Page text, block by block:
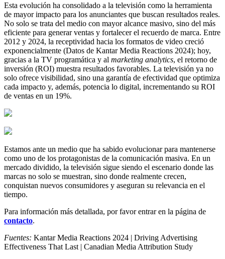
Esta evolución ha consolidado a la televisión como la herramienta
de mayor impacto para los anunciantes que buscan resultados reales.
No solo se trata del medio con mayor alcance masivo, sino del más
eficiente para generar ventas y fortalecer el recuerdo de marca. Entre
2012 y 2024, la receptividad hacia los formatos de video creció
exponencialmente (Datos de Kantar Media Reactions 2024); hoy,
gracias a la TV programática y al marketing analytics, el retorno de
inversión (ROI) muestra resultados favorables. La televisión ya no
solo ofrece visibilidad, sino una garantía de efectividad que optimiza
cada impacto y, además, potencia lo digital, incrementando su ROI
de ventas en un 19%.
Estamos ante un medio que ha sabido evolucionar para mantenerse
como uno de los protagonistas de la comunicación masiva. En un
mercado dividido, la televisión sigue siendo el escenario donde las
marcas no solo se muestran, sino donde realmente crecen,
conquistan nuevos consumidores y aseguran su relevancia en el
tiempo.
Para información más detallada, por favor entrar en la página de
contacto.
Fuentes: Kantar Media Reactions 2024 | Driving Advertising
Effectiveness That Last | Canadian Media Attribution Study